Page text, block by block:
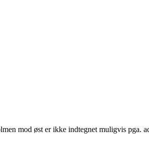
mod øst er ikke indtegnet muligvis